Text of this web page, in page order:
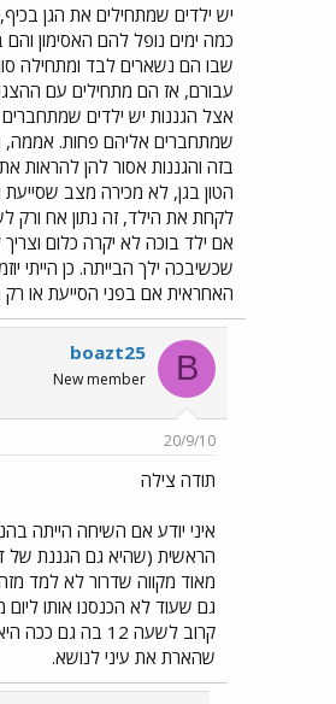
יש ילדים שמתחילים את הגן
כמה ימים נופל להם האסימון
שבו הם נשארים לבד ומתחילה
עבורם, אז הם מתחילים עם
אצל הגננות יש ילדים שמתחברים
שמתחברים אליהם פחות. אממה,
בזה והגננות אסור להן להראות
הטון בגן, לא מכירה מצב
לקחת את הילד, זה נתון אח ורק
אם ילד בוכה לא יקרה כלום
שכשיבכה ילך הבייתה. כן הייתי
האחראית אם בפני הסייעת או
B
boazt25
New member
20/9/10
תודה צילה
איני יודע אם השיחה הייתה
הראשית (שהיא גם הגננת של
מאוד מקווה שדרור לא למד
גם שעוד לא הכנסנו אותו
קרוב לשעה 12 בה
שהארת את עיני לנושא.